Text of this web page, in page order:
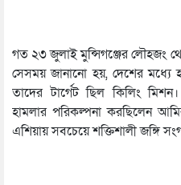
গত ২৩ জুলাই মুন্সিগঞ্জের লৌহজং
সেসময় জানানো হয়, দেশের মধ্যে
তাদের টার্গেট ছিল কিলিং
হামলার পরিকল্পনা করছিলেন
এশিয়ায় সবচেয়ে শক্তিশালী জঙ্গি